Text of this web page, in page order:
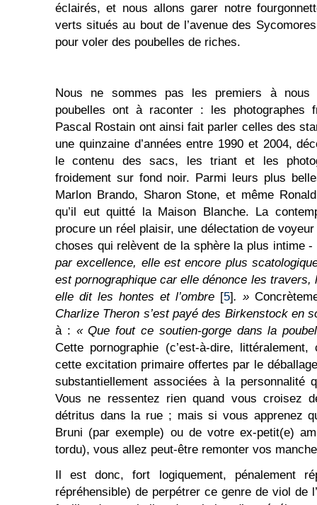
éclairés, et nous allons garer notre
verts situés au bout de l’avenue des
pour voler des poubelles de riches.
Nous ne sommes pas les premiers à
poubelles ont à raconter : les photographes
Pascal Rostain ont ainsi fait parler celles des
une quinzaine d’années entre 1990 et 2004,
le contenu des sacs, les triant et les
froidement sur fond noir. Parmi leurs plus
Marlon Brando, Sharon Stone, et même
qu’il eut quitté la Maison Blanche. La
procure un réel plaisir, une délectation de
choses qui relèvent de la sphère la plus intime -
par excellence, elle est encore plus
est pornographique car elle dénonce les
elle dit les hontes et l’ombre [5]. »
Charlize Theron s’est payé des Birkenstock en
à : « Que fout ce soutien-gorge dans la
Cette pornographie (c’est-à-dire,
cette excitation primaire offertes par le
substantiellement associées à la personnalité
Vous ne ressentez rien quand vous croisez
détritus dans la rue ; mais si vous apprenez
Bruni (par exemple) ou de votre ex-petit(e)
tordu), vous allez peut-être remonter vos
Il est donc, fort logiquement, pénalement
répréhensible) de perpétrer ce genre de viol de